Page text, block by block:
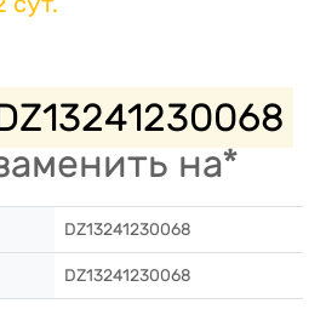
на*
DZ13241230068
DZ13241230068